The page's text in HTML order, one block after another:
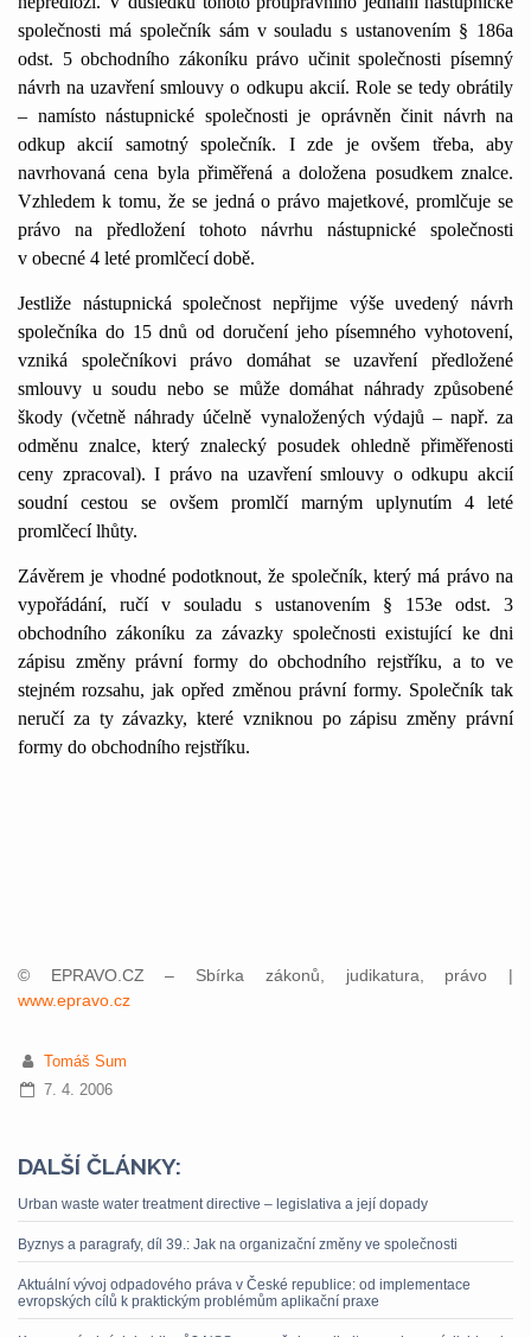
společnosti má společník sám v souladu s ustanovením § 186a
odst. 5 obchodního zákoníku právo učinit společnosti písemný
návrh na uzavření smlouvy o odkupu akcií. Role se tedy obrátily
– namísto nástupnické společnosti je oprávněn činit návrh na
odkup akcií samotný společník. I zde je ovšem třeba, aby
navrhovaná cena byla přiměřená a doložena posudkem znalce.
Vzhledem k tomu, že se jedná o právo majetkové, promlčuje se
právo na předložení tohoto návrhu nástupnické společnosti
v obecné 4 leté promlčecí době.
Jestliže nástupnická společnost nepřijme výše uvedený návrh
společníka do 15 dnů od doručení jeho písemného vyhotovení,
vzniká společníkovi právo domáhat se uzavření předložené
smlouvy u soudu nebo se může domáhat náhrady způsobené
škody (včetně náhrady účelně vynaložených výdajů – např. za
odměnu znalce, který znalecký posudek ohledně přiměřenosti
ceny zpracoval). I právo na uzavření smlouvy o odkupu akcií
soudní cestou se ovšem promlčí marným uplynutím 4 leté
promlčecí lhůty.
Závěrem je vhodné podotknout, že společník, který má právo na
vypořádání, ručí v souladu s ustanovením § 153e odst. 3
obchodního zákoníku za závazky společnosti existující ke dni
zápisu změny právní formy do obchodního rejstříku, a to ve
stejném rozsahu, jak opřed změnou právní formy. Společník tak
neručí za ty závazky, které vzniknou po zápisu změny právní
formy do obchodního rejstříku.
© EPRAVO.CZ – Sbírka zákonů, judikatura, právo |
www.epravo.cz
Tomáš Sum
7. 4. 2006
DALŠÍ ČLÁNKY:
Urban waste water treatment directive – legislativa a její dopady
Byznys a paragrafy, díl 39.: Jak na organizační změny ve společnosti
Aktuální vývoj odpadového práva v České republice: od implementace
evropských cílů k praktickým problémům aplikační praxe